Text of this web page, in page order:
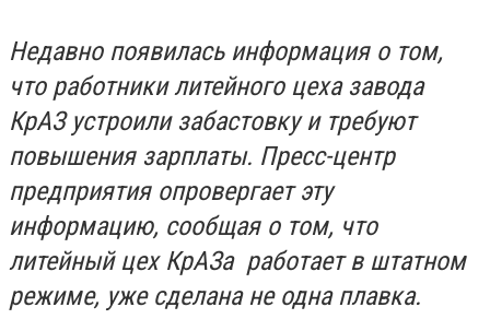
Недавно появилась информация о том,
что работники литейного цеха завода
КрАЗ устроили забастовку и требуют
повышения зарплаты. Пресс-центр
предприятия опровергает эту
информацию, сообщая о том, что
литейный цех КрАЗа работает в штатном
режиме, уже сделана не одна плавка.